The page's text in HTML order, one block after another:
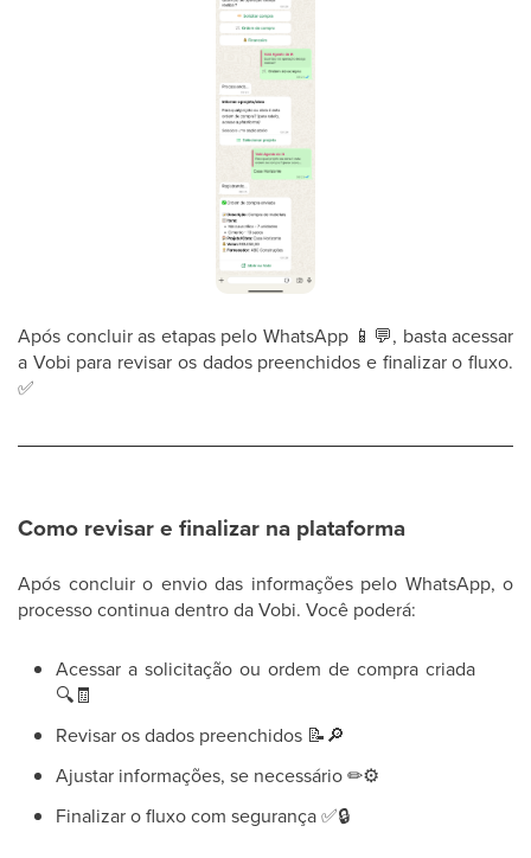
Após concluir as etapas pelo WhatsApp 📱 💬, basta acessar
a Vobi para revisar os dados preenchidos e finalizar o fluxo.
✅
Como revisar e finalizar na plataforma
Após concluir o envio das informações pelo WhatsApp, o
processo continua dentro da Vobi. Você poderá:
Acessar a solicitação ou ordem de compra criada
🔍🧾
Revisar os dados preenchidos 📝🔎
Ajustar informações, se necessário✏⚙
Finalizar o fluxo com segurança✅🔒